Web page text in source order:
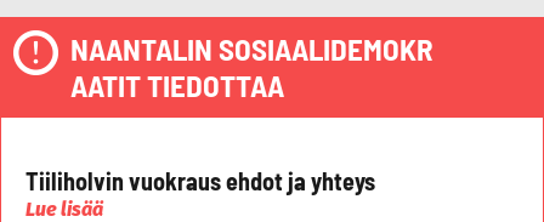
NAANTALIN SOSIAALIDEMOKR
AATIT TIEDOTTAA
Tiiliholvin vuokraus ehdot ja yhteys
Lue lisää